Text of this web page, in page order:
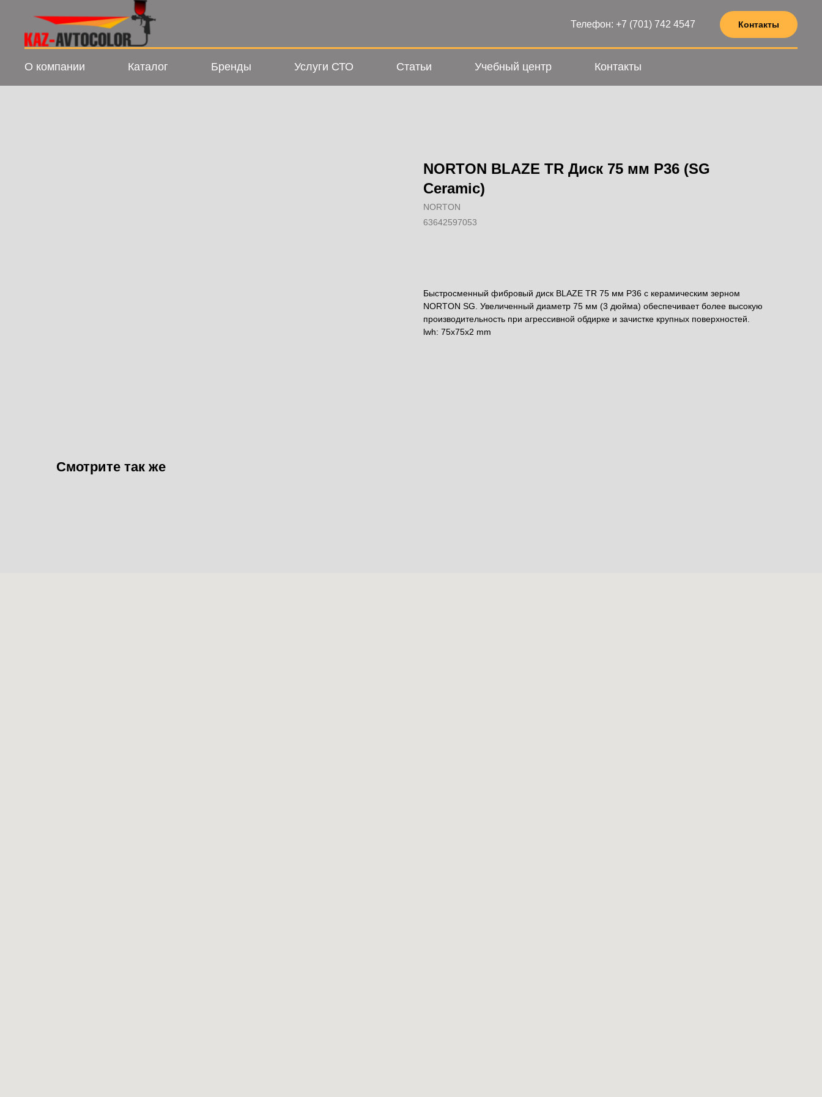
Телефон: +7 (701) 742 4547 Контакты
О компании Каталог Бренды Услуги СТО Статьи Учебный центр Контакты
NORTON BLAZE TR Диск 75 мм P36 (SG
Ceramic)
NORTON
63642597053
Быстросменный фибровый диск BLAZE TR 75 мм P36 с керамическим зерном
NORTON SG. Увеличенный диаметр 75 мм (3 дюйма) обеспечивает более высокую
производительность при агрессивной обдирке и зачистке крупных поверхностей.
lwh: 75x75x2 mm
Смотрите так же